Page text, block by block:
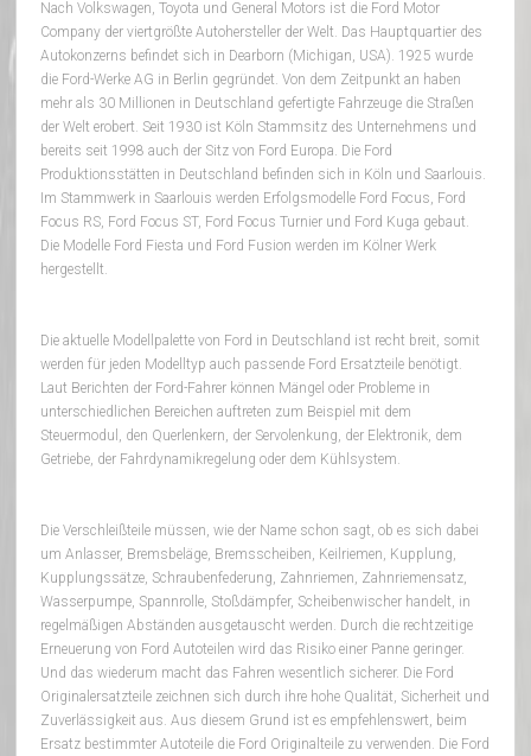
Nach Volkswagen, Toyota und General Motors ist die Ford Motor
Company der viertgrößte Autohersteller der Welt. Das Hauptquartier des
Autokonzerns befindet sich in Dearborn (Michigan, USA). 1925 wurde
die Ford-Werke AG in Berlin gegründet. Von dem Zeitpunkt an haben
mehr als 30 Millionen in Deutschland gefertigte Fahrzeuge die Straßen
der Welt erobert. Seit 1930 ist Köln Stammsitz des Unternehmens und
bereits seit 1998 auch der Sitz von Ford Europa. Die Ford
Produktionsstätten in Deutschland befinden sich in Köln und Saarlouis.
Im Stammwerk in Saarlouis werden Erfolgsmodelle Ford Focus, Ford
Focus RS, Ford Focus ST, Ford Focus Turnier und Ford Kuga gebaut.
Die Modelle Ford Fiesta und Ford Fusion werden im Kölner Werk
hergestellt.
Die aktuelle Modellpalette von Ford in Deutschland ist recht breit, somit
werden für jeden Modelltyp auch passende Ford Ersatzteile benötigt.
Laut Berichten der Ford-Fahrer können Mängel oder Probleme in
unterschiedlichen Bereichen auftreten zum Beispiel mit dem
Steuermodul, den Querlenkern, der Servolenkung, der Elektronik, dem
Getriebe, der Fahrdynamikregelung oder dem Kühlsystem.
Die Verschleißteile müssen, wie der Name schon sagt, ob es sich dabei
um Anlasser, Bremsbeläge, Bremsscheiben, Keilriemen, Kupplung,
Kupplungssätze, Schraubenfederung, Zahnriemen, Zahnriemensatz,
Wasserpumpe, Spannrolle, Stoßdämpfer, Scheibenwischer handelt, in
regelmäßigen Abständen ausgetauscht werden. Durch die rechtzeitige
Erneuerung von Ford Autoteilen wird das Risiko einer Panne geringer.
Und das wiederum macht das Fahren wesentlich sicherer. Die Ford
Originalersatzteile zeichnen sich durch ihre hohe Qualität, Sicherheit und
Zuverlässigkeit aus. Aus diesem Grund ist es empfehlenswert, beim
Ersatz bestimmter Autoteile die Ford Originalteile zu verwenden. Die Ford